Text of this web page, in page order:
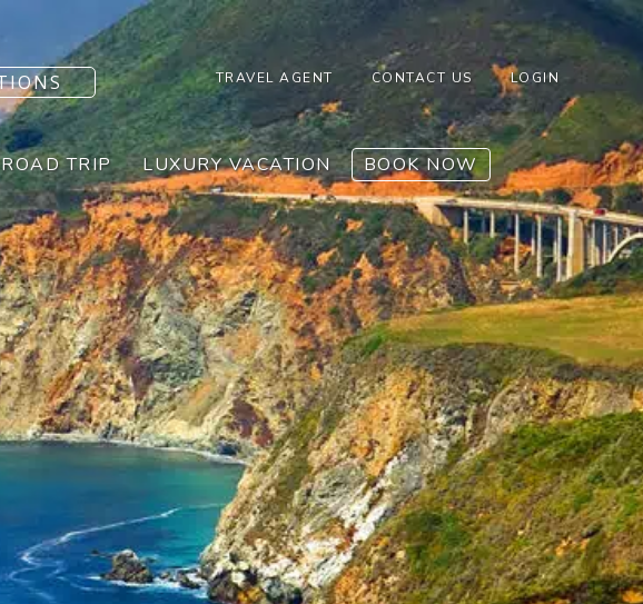
TRAVEL AGENT CONTACT US LOGIN
ROAD TRIP LUXURY VACATION BOOK NOW